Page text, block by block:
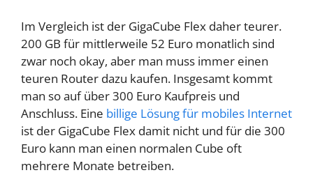
Im Vergleich ist der GigaCube Flex daher teurer.
200 GB für mittlerweile 52 Euro monatlich sind
zwar noch okay, aber man muss immer einen
teuren Router dazu kaufen. Insgesamt kommt
man so auf über 300 Euro Kaufpreis und
Anschluss. Eine billige Lösung für mobiles Internet
ist der GigaCube Flex damit nicht und für die 300
Euro kann man einen normalen Cube oft
mehrere Monate betreiben.